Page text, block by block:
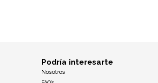
Podría interesarte
Nosotros